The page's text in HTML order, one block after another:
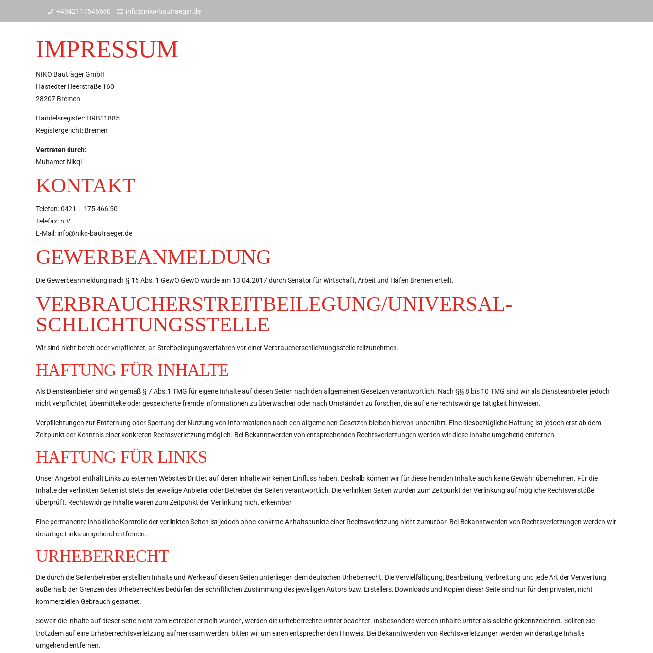
+4942117546650 info@niko-bautraeger.de
IMPRESSUM
NIKO Bauträger GmbH
Hastedter Heerstraße 160
28207 Bremen
Handelsregister: HRB31885
Registergericht: Bremen
Vertreten durch:
Muhamet Nikqi
KONTAKT
Telefon: 0421 – 175 466 50
Telefax: n.V.
E-Mail: info@niko-bautraeger.de
GEWERBEANMELDUNG
Die Gewerbeanmeldung nach § 15 Abs. 1 GewO GewO wurde am 13.04.2017 durch Senator für Wirtschaft, Arbeit und Häfen Bremen erteilt.
VERBRAUCHER­STREIT­BEILEGUNG/UNIVERSAL­
SCHLICHTUNGS­STELLE
Wir sind nicht bereit oder verpflichtet, an Streitbeilegungsverfahren vor einer Verbraucherschlichtungsstelle teilzunehmen.
HAFTUNG FÜR INHALTE
Als Diensteanbieter sind wir gemäß § 7 Abs.1 TMG für eigene Inhalte auf diesen Seiten nach den allgemeinen Gesetzen verantwortlich. Nach §§ 8 bis 10 TMG sind wir als Diensteanbieter jedoch
nicht verpflichtet, übermittelte oder gespeicherte fremde Informationen zu überwachen oder nach Umständen zu forschen, die auf eine rechtswidrige Tätigkeit hinweisen.
Verpflichtungen zur Entfernung oder Sperrung der Nutzung von Informationen nach den allgemeinen Gesetzen bleiben hiervon unberührt. Eine diesbezügliche Haftung ist jedoch erst ab dem
Zeitpunkt der Kenntnis einer konkreten Rechtsverletzung möglich. Bei Bekanntwerden von entsprechenden Rechtsverletzungen werden wir diese Inhalte umgehend entfernen.
HAFTUNG FÜR LINKS
Unser Angebot enthält Links zu externen Websites Dritter, auf deren Inhalte wir keinen Einfluss haben. Deshalb können wir für diese fremden Inhalte auch keine Gewähr übernehmen. Für die
Inhalte der verlinkten Seiten ist stets der jeweilige Anbieter oder Betreiber der Seiten verantwortlich. Die verlinkten Seiten wurden zum Zeitpunkt der Verlinkung auf mögliche Rechtsverstöße
überprüft. Rechtswidrige Inhalte waren zum Zeitpunkt der Verlinkung nicht erkennbar.
Eine permanente inhaltliche Kontrolle der verlinkten Seiten ist jedoch ohne konkrete Anhaltspunkte einer Rechtsverletzung nicht zumutbar. Bei Bekanntwerden von Rechtsverletzungen werden wir
derartige Links umgehend entfernen.
URHEBERRECHT
Die durch die Seitenbetreiber erstellten Inhalte und Werke auf diesen Seiten unterliegen dem deutschen Urheberrecht. Die Vervielfältigung, Bearbeitung, Verbreitung und jede Art der Verwertung
außerhalb der Grenzen des Urheberrechtes bedürfen der schriftlichen Zustimmung des jeweiligen Autors bzw. Erstellers. Downloads und Kopien dieser Seite sind nur für den privaten, nicht
kommerziellen Gebrauch gestattet.
Soweit die Inhalte auf dieser Seite nicht vom Betreiber erstellt wurden, werden die Urheberrechte Dritter beachtet. Insbesondere werden Inhalte Dritter als solche gekennzeichnet. Sollten Sie
trotzdem auf eine Urheberrechtsverletzung aufmerksam werden, bitten wir um einen entsprechenden Hinweis. Bei Bekanntwerden von Rechtsverletzungen werden wir derartige Inhalte
umgehend entfernen.